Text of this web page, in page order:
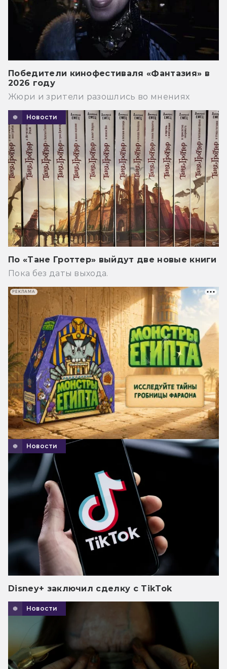
Победители кинофестиваля «Фантазия» в
2026 году
Жюри и зрители разошлись во мнениях
Новости
По «Тане Гроттер» выйдут две новые книги
Пока без даты выхода.
Новости
Disney+ заключил сделку с TikTok
Новости
РЕКЛАМА